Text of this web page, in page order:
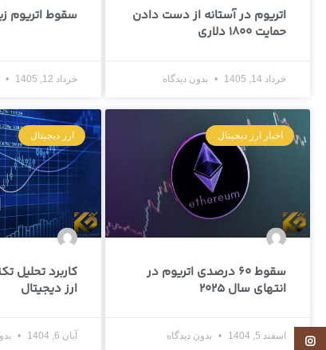
اتریوم در آستانه از دست دادن
حمایت 1800 دلاری
خرداد 14, 1405 بدون دیدگاه
سقوط اتریوم زیر 2000
خرداد 12, 1405
اخبار ارز دیجیتال
سقوط 60 درصدی اتریوم در
انتهای سال 2025
اسفند 5, 1404 بدون دیدگاه
ارز دیجیتال
کاربرد تحلیل
ارز دیجیتال
آبان 6, 1404 Instagram